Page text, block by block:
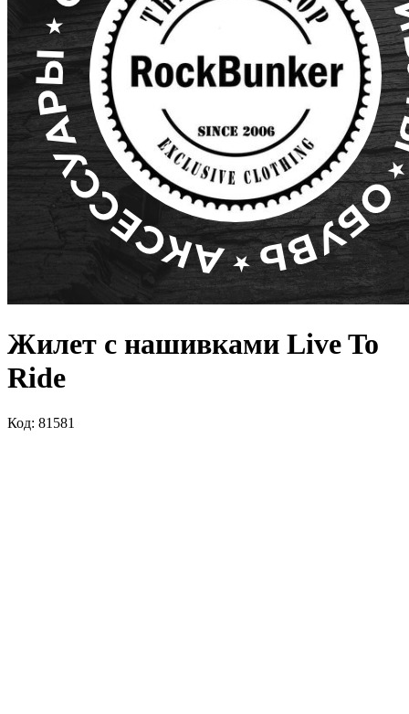
Жилет с нашивками Live To
Ride
Код: 81581